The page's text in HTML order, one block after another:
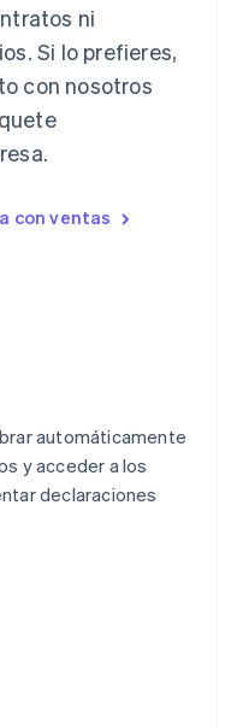
ni
Si lo prefieres,
con nosotros
con ventas
automáticamente
y acceder a los
declaraciones